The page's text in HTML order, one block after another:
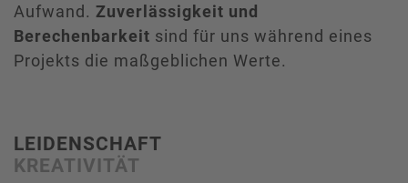
Aufwand. Zuverlässigkeit und
Berechenbarkeit sind für uns während eines
Projekts die maßgeblichen Werte.
LEIDENSCHAFT
KREATIVITÄT